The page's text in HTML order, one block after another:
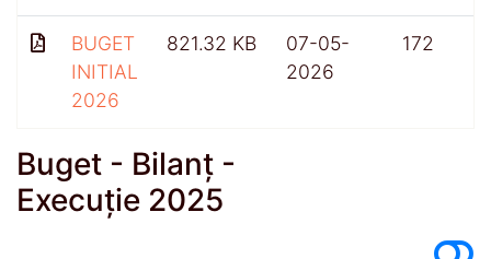
BUGET
INITIAL
2026
821.32 KB
07-05-
2026
172
Buget - Bilanț -
Execuție 2025